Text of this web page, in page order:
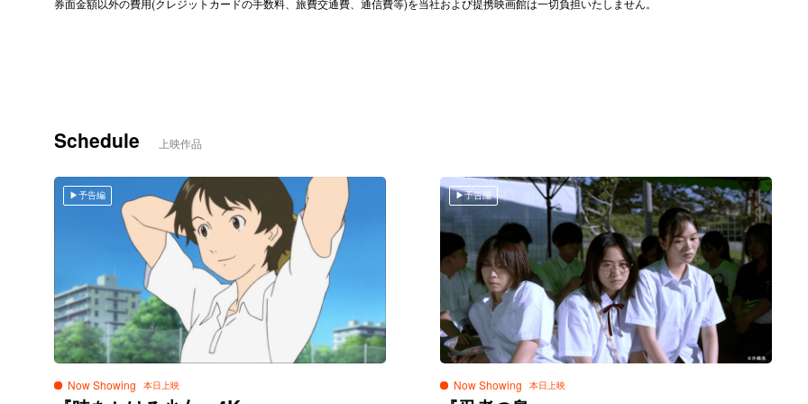
Schedule 上映作品
予告編
Now Showing
予告編
Now Showing